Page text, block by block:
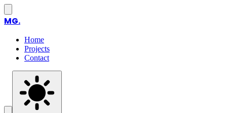
MG.
Home
Projects
Contact